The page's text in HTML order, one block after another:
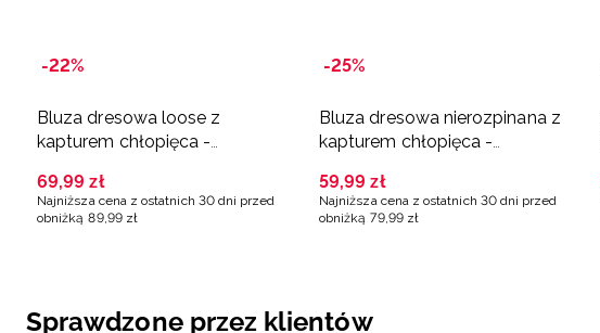
-22%
Bluza dresowa loose z
kapturem chłopięca -
69,99 zł
Najniższa cena z ostatnich 30 dni przed
obniżką 89, 99 zł
-25%
Bluza dresowa nierozpinana z
kapturem chłopięca -
59,99 zł
Najniższa cena z ostatnich 30 dni przed
obniżką 79, 99 zł
Sprawdzone przez klientów